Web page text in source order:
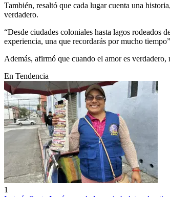
También, resaltó que cada lugar cuenta una
verdadero.
“Desde ciudades coloniales hasta lagos rodeados
experiencia, una que recordarás por mucho
Además, afirmó que cuando el amor es
En Tendencia
1